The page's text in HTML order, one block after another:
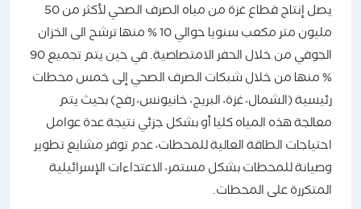
يصل إنتاج قطاع غزة من مياه الصرف الصحي لأكثر من 50
مليون متر مكعب سنويا حوالي 10 % منها ترشح الى الخزان
الجوفي من خلال الحفر الامتصاصية. في حين يتم تجميع 90
% منها من خلال شبكات الصرف الصحي إلى خمس محطات
رئيسية (الشمال، غزة، البريج، خانيونس، رفح) بحيث يتم
معالجة هذه المياه كليا أو بشكل جزئي نتيجة عدة عوامل
احتياجات الطاقة العالية للمحطات، عدم توفر مشايع تطوير
وصيانة للمحطات بشكل مستمر، الاعتداءات الإسرائيلية
المتكررة على المحطات.